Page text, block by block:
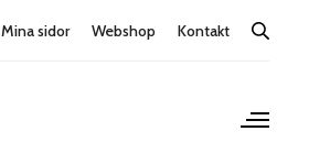
Mina sidor Webshop Kontakt